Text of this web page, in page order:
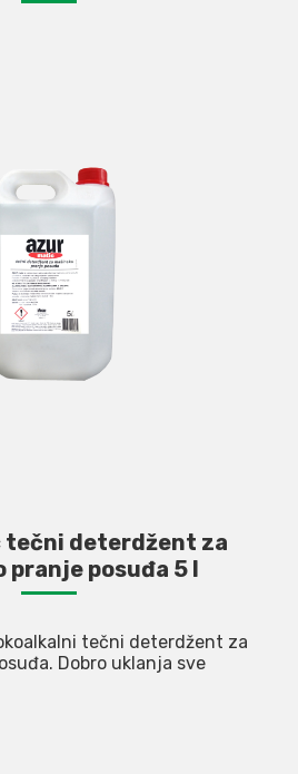
tečni deterdžent za
pranje posuđa 5 l
tečni deterdžent za
Dobro uklanja sve